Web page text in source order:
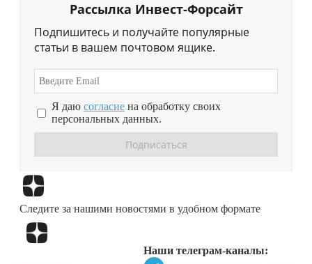
Рассылка Инвест-Форсайт
Подпишитесь и получайте популярные
статьи в вашем почтовом ящике.
Я даю согласие на обработку своих
персональных данных.
Следите за нашими новостями в удобном формате
Наши телеграм-каналы: